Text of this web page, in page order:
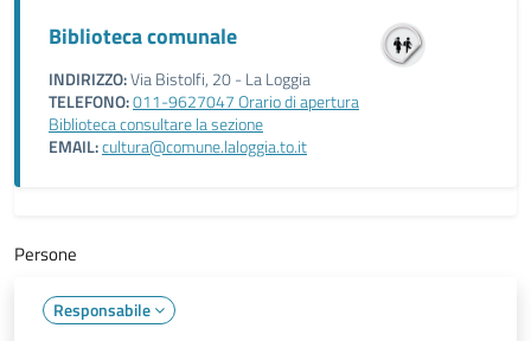
Biblioteca comunale
INDIRIZZO:Via Bistolfi, 20 - La Loggia
TELEFONO:011-9627047 Orario di apertura
Biblioteca consultare la sezione
EMAIL:cultura@comune.laloggia.to.it
Persone
Responsabile